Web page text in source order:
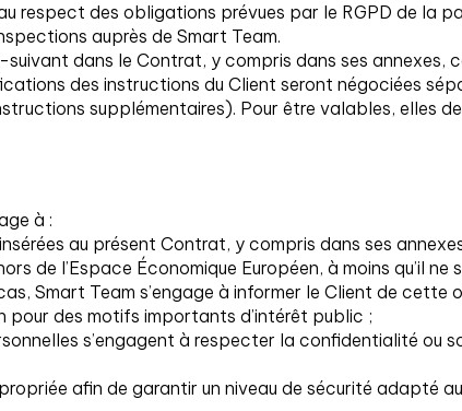
respect des obligations prévues par le RGPD de la
auprès de Smart Team.
dans le Contrat, y compris dans ses annexes,
des instructions du Client seront négociées
supplémentaires). Pour être valables, elles
à :
au présent Contrat, y compris dans ses
de l’Espace Économique Européen, à moins qu’il ne
Smart Team s’engage à informer le Client de cette
des motifs importants d’intérêt public ;
s’engagent à respecter la confidentialité ou
afin de garantir un niveau de sécurité adapté